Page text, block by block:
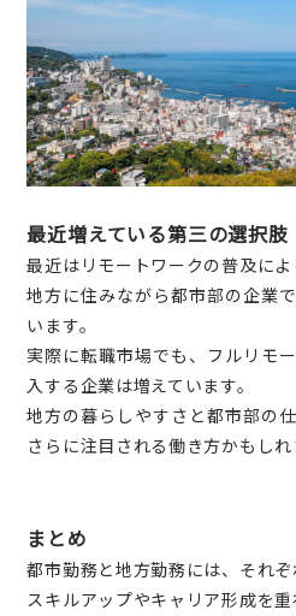
最近増えている第三の選択肢
最近はリモートワークの普及によ
地方に住みながら都市部の企業
います。
実際に転職市場でも、フルリモ
入する企業は増えています。
地方の暮らしやすさと都市部の
さらに注目される働き方かもしれ
まとめ
都市勤務と地方勤務には、それぞ
スキルアップやキャリア形成を重